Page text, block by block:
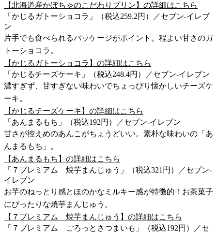
【北海道産かぼちゃのこだわりプリン】の詳細はこちら
「かじるガトーショコラ」（税込259.2円）／セブン-イレブ
ン
片手でも食べられるパッケージがポイント。程よい甘さのガ
トーショコラ。
【かじるガトーショコラ】の詳細はこちら
「かじるチーズケーキ」（税込248.4円）／セブン-イレブン
濃すぎず、甘すぎない味わいでちょっぴり懐かしいチーズケ
ーキ。
【かじるチーズケーキ】の詳細はこちら
「あんまるもち」（税込192円）／セブン-イレブン
甘さが控えめのあんこがちょうどいい。素朴な味わいの「あ
んまるもち」。
【あんまるもち】の詳細はこちら
「７プレミアム 焼芋まんじゅう」（税込321円）／セブン-
イレブン
お芋のねっとり感とほのかなミルキー感が特徴的！お茶菓子
にぴったりな焼芋まんじゅう。
【７プレミアム 焼芋まんじゅう】の詳細はこちら
「７プレミアム ごろっとさつまいも」（税込192円）／セ